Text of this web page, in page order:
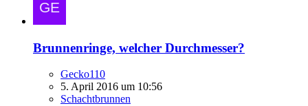
Brunnenringe, welcher Durchmesser?
Gecko110
5. April 2016 um 10:56
Schachtbrunnen